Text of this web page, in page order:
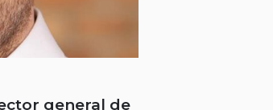
general de